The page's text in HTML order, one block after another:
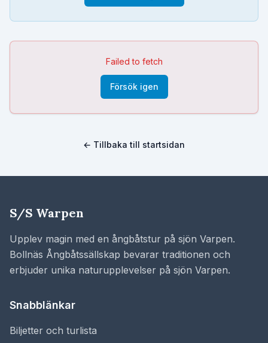
Failed to fetch
Försök igen
← Tillbaka till startsidan
S/S Warpen
Upplev magin med en ångbåtstur på sjön Varpen.
Bollnäs Ångbåtssällskap bevarar traditionen och
erbjuder unika naturupplevelser på sjön Varpen.
Snabblänkar
Biljetter och turlista